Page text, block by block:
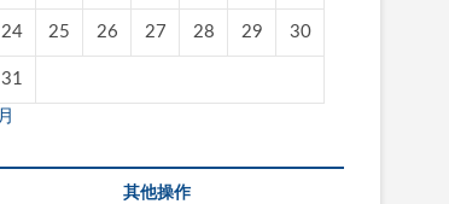
24 25 26 27 28 29 30
31
其他操作